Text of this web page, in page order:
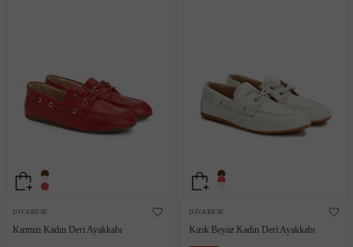
DIVARESE
Kırmızı Kadın Deri Ayakkabı
DIVARESE
Kırık Beyaz Kadın Deri Ayakkabı